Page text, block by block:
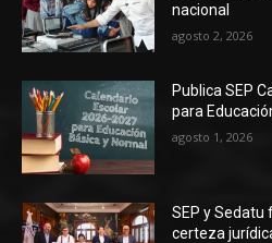
nacional
agosto 2, 2026
Publica SEP
para
agosto 1, 2026
SEP y Sedatu
certeza